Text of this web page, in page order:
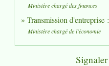
Ministère chargé des finances
Transmission d'entreprise
Ministère chargé de l'économie